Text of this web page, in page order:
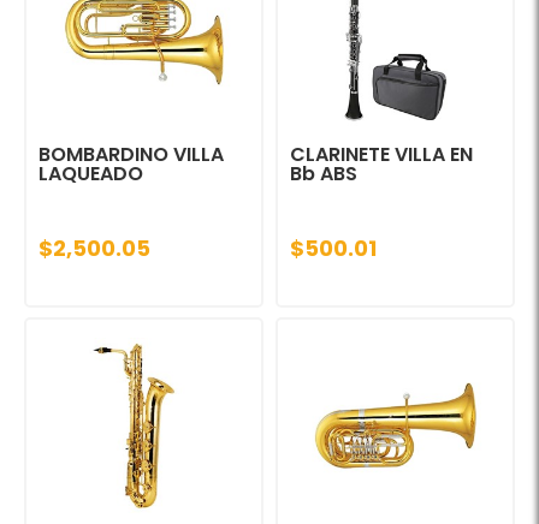
BOMBARDINO VILLA
LAQUEADO
$2,500.05
CLARINETE VILLA EN
Bb ABS
$500.01